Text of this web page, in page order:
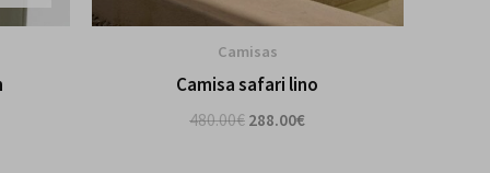
Camisas
Camisa safari lino
480.00€ 288.00€